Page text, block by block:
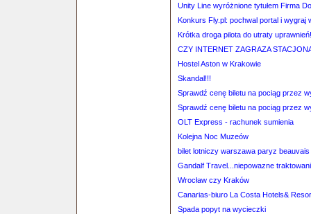
Unity Line wyróżnione tytułem Firma
Konkurs Fly.pl: pochwal portal i wygraj
Krótka droga pilota do utraty uprawnień!
CZY INTERNET ZAGRAZA
Hostel Aston w Krakowie
Skandal!!!
Sprawdź cenę biletu na pociąg przez
Sprawdź cenę biletu na pociąg przez
OLT Express - rachunek sumienia
Kolejna Noc Muzeów
bilet lotniczy warszawa paryz beauvais
Gandalf Travel...niepowazne
Wrocław czy Kraków
Canarias-biuro La Costa Hotels&
Spada popyt na wycieczki